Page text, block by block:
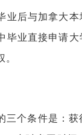
业后与加拿大
毕业直接申请大
三个条件是：获